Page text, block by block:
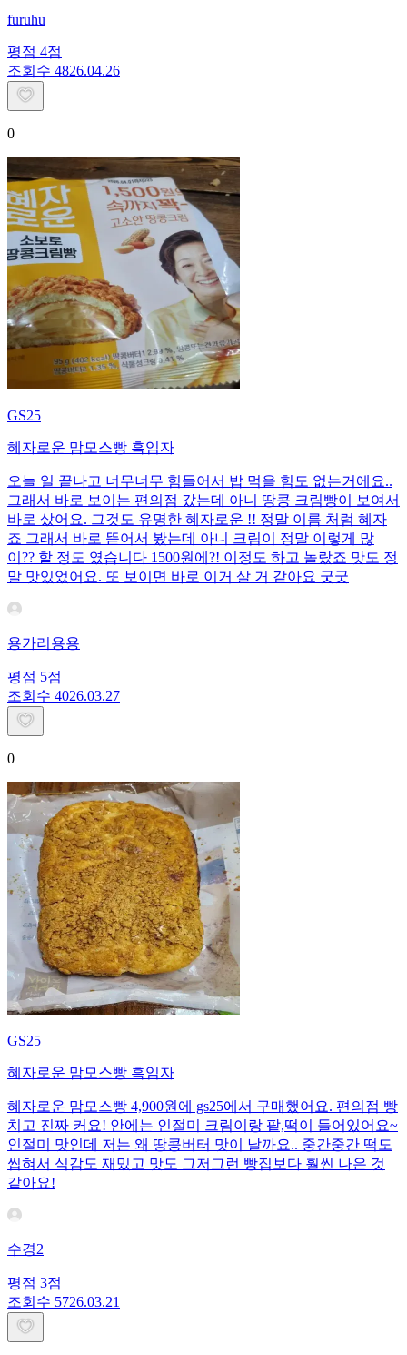
furuhu
평점 4점
조회수 4826.04.26
0
GS25
혜자로운 맘모스빵 흑임자
오늘 일 끝나고 너무너무 힘들어서 밥 먹을 힘도 없는거에요..
그래서 바로 보이는 편의점 갔는데 아니 땅콩 크림빵이 보여서
바로 샀어요. 그것도 유명한 혜자로운 !! 정말 이름 처럼 혜자
죠 그래서 바로 뜯어서 봤는데 아니 크림이 정말 이렇게 많
이?? 할 정도 였습니다 1500원에?! 이정도 하고 놀랐죠 맛도 정
말 맛있었어요. 또 보이면 바로 이거 살 거 같아요 굿굿
용가리용용
평점 5점
조회수 4026.03.27
0
GS25
혜자로운 맘모스빵 흑임자
혜자로운 맘모스빵 4,900원에 gs25에서 구매했어요. 편의점 빵
치고 진짜 커요! 안에는 인절미 크림이랑 팥,떡이 들어있어요~
인절미 맛인데 저는 왜 땅콩버터 맛이 날까요.. 중간중간 떡도
씹혀서 식감도 재밌고 맛도 그저그런 빵집보다 훨씬 나은 것
같아요!
수경2
평점 3점
조회수 5726.03.21